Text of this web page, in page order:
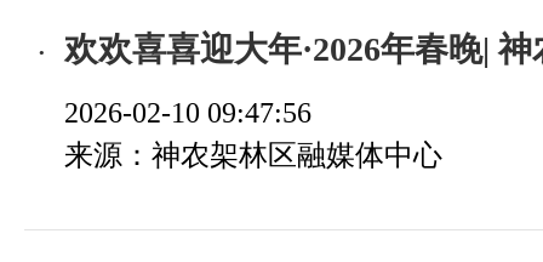
欢欢喜喜迎大年·2026年春晚| 神农架林
2026-02-10 09:47:56
来源：神农架林区融媒体中心